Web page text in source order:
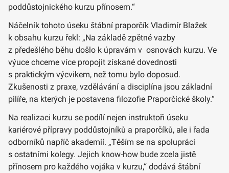
poddůstojnického kurzu přínosem.“
Náčelník tohoto úseku štábní praporčík Vladimír Blažek
k obsahu kurzu řekl: „Na základě zpětné vazby
z předešlého běhu došlo k úpravám v osnovách kurzu. Ve
výuce chceme více propojit získané dovednosti
s praktickým výcvikem, než tomu bylo doposud.
Zkušenosti z praxe, vzdělávání a disciplína jsou základní
pilíře, na kterých je postavena filozofie Praporčické školy.“
Na realizaci kurzu se podílí nejen instruktoři úseku
kariérové přípravy poddůstojníků a praporčíků, ale i řada
odborníků napříč akademií. „Těším se na spolupráci
s ostatními kolegy. Jejich know-how bude zcela jistě
přínosem pro každého vojáka v kurzu,“ dodává štábní